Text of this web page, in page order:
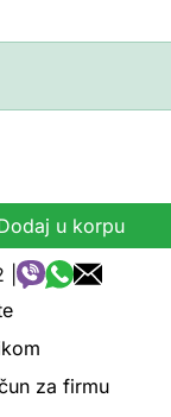
u korpu
za firmu